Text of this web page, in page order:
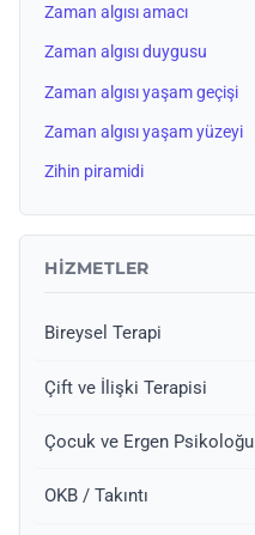
Zaman algısı amacı
Zaman algısı duygusu
Zaman algısı yaşam geçişi
Zaman algısı yaşam yüzeyi
Zihin piramidi
HIZMETLER
Bireysel Terapi
Çift ve İlişki Terapisi
Çocuk ve Ergen Psikoloğu
OKB / Takıntı